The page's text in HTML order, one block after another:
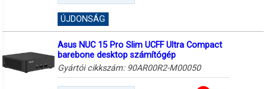
ÚJDONSÁG
Asus NUC 15 Pro Slim UCFF Ultra Compact
barebone desktop számítógép
Gyártói cikkszám: 90AR00R2-M00050